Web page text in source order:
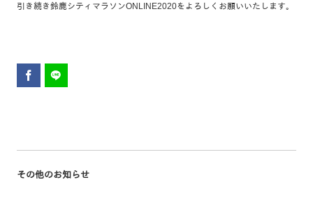
引き続き鈴鹿シティマラソンONLINE2020をよろしくお願いいたします。
その他のお知らせ